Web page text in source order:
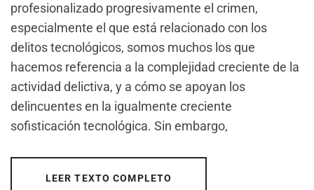
profesionalizado progresivamente el crimen,
especialmente el que está relacionado con los
delitos tecnológicos, somos muchos los que
hacemos referencia a la complejidad creciente de la
actividad delictiva, y a cómo se apoyan los
delincuentes en la igualmente creciente
sofisticación tecnológica. Sin embargo,
LEER TEXTO COMPLETO